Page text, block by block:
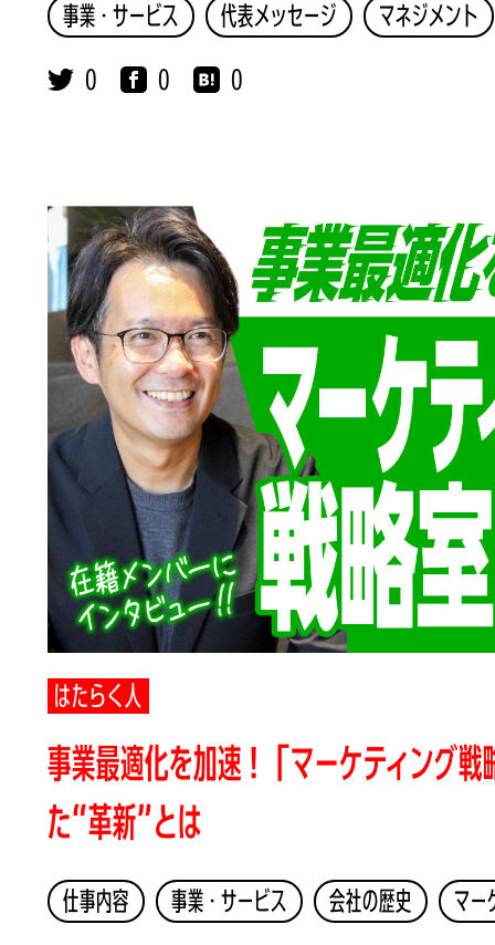
事業・サービス 代表メッセージ マネジメント
0 0 0
はたらく人
事業最適化を加速！「マーケティング戦
た“革新”とは
仕事内容 事業・サービス 会社の歴史 マー